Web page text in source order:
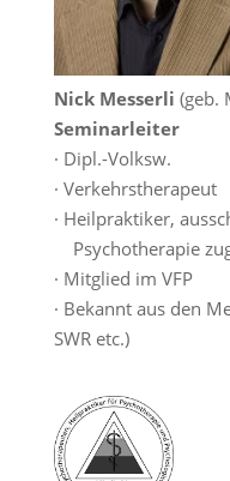
Nick Messerli (geb.
Seminarleiter
· Dipl.-Volksw.
· Verkehrstherapeut
· Heilpraktiker,
Psychotherapie
· Mitglied im VFP
· Bekannt aus den
SWR etc.)